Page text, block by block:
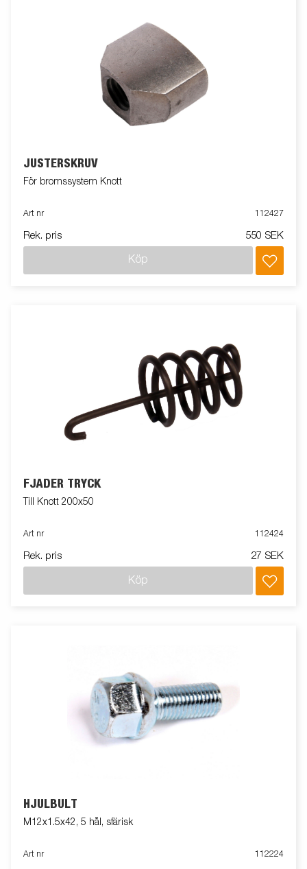
JUSTERSKRUV
För bromssystem Knott
Art nr 112427
Rek. pris 550 SEK
Köp
FJÄDER TRYCK
Till Knott 200x50
Art nr 112424
Rek. pris 27 SEK
Köp
HJULBULT
M12x1.5x42, 5 hål, sfärisk
Art nr 112224